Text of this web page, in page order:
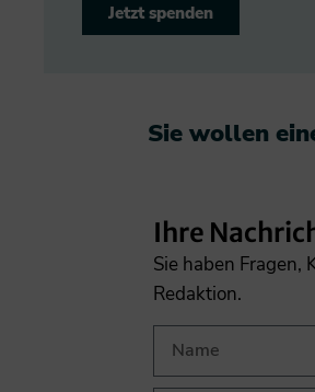
Jetzt spenden
Sie wollen
Ihre
Sie haben Fragen,
Redaktion.